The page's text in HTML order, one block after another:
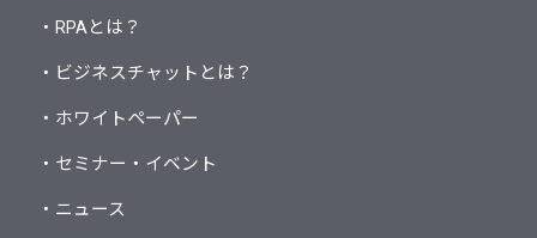
・RPAとは？
・ビジネスチャットとは？
・ホワイトペーパー
・セミナー・イベント
・ニュース